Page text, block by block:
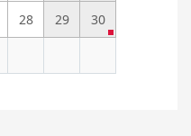
28 29 30